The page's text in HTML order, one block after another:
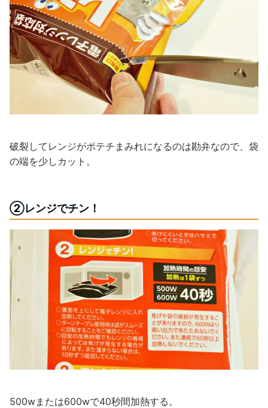
破裂してレンジがポテチまみれになるのは勘弁なので、袋
の端を少しカット。
②レンジでチン！
500wまたは600wで40秒間加熱する。